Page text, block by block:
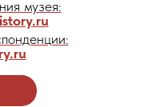
музея: